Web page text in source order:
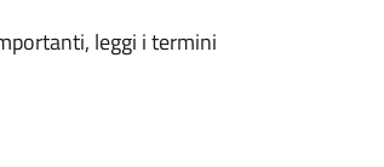
leggi i termini